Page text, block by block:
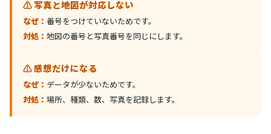
⚠️ 写真と地図が対応しない
なぜ： 番号をつけていないためです。
対処： 地図の番号と写真番号を同じにします。
⚠️ 感想だけになる
なぜ： データが少ないためです。
対処： 場所、種類、数、写真を記録します。